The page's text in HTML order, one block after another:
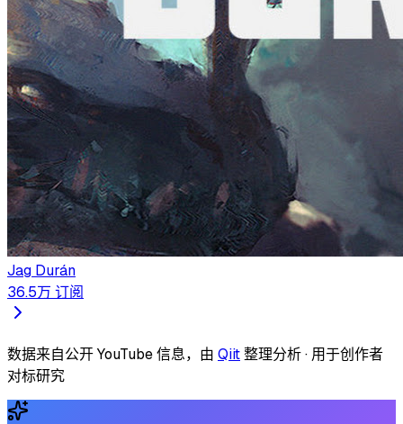
Jag Durán
36.5万 订阅
数据来自公开 YouTube 信息，由 Qiit整理分析 · 用于创作者
对标研究